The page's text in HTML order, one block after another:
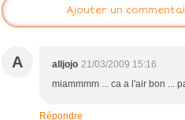
Ajouter un
A alljojo 21/03/2009 15:16
miammmm ... ca a l'air bon ...
Répondre